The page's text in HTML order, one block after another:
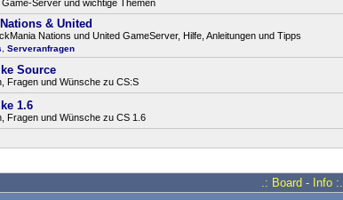
Server und wichtige Themen
& United
Nations und United GameServer, Hilfe, Anleitungen und Tipps
Serveranfragen
Source
Fragen und Wünsche zu CS:S
1.6
Fragen und Wünsche zu CS 1.6
.: Board - Info :.